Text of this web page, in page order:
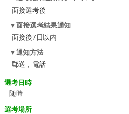
面接選考後
面接選考結果通知
面接後7日以内
通知方法
郵送，電話
選考日時
随時
選考場所